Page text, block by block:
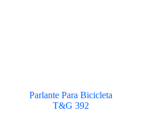
Parlante Para Bicicleta
T&G 392